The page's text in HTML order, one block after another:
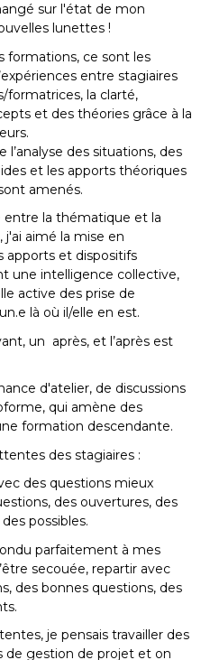
sur l'état de mon
lunettes !
formations, ce sont les
entre stagiaires
formatrices, la clarté,
et des théories grâce à la
l’analyse des situations, des
et les apports théoriques
amenés.
entre la thématique et la
aimé la mise en
apports et dispositifs
une intelligence collective,
active des prise de
là où il/elle en est.
un après, et l’après est
d'atelier, de discussions
qui amène des
formation descendante.
des stagiaires :
des questions mieux
des ouvertures, des
possibles.
parfaitement à mes
secouée, repartir avec
des bonnes questions, des
je pensais travailler des
de gestion de projet et on